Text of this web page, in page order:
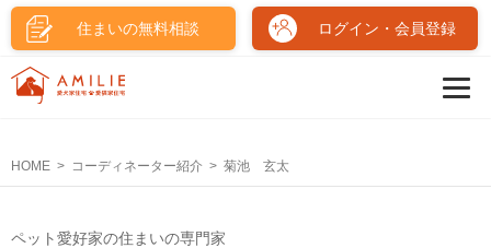
住まいの無料相談 ログイン・会員登録
HOME コーディネーター紹介 菊池 玄太
ペット愛好家の住まいの専門家